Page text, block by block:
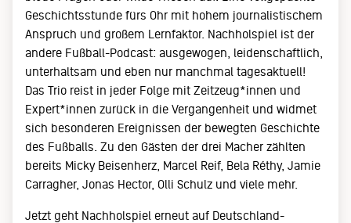
Geschichtsstunde fürs Ohr mit hohem journalistischem
Anspruch und großem Lernfaktor. Nachholspiel ist der
andere Fußball-Podcast: ausgewogen, leidenschaftlich,
unterhaltsam und eben nur manchmal tagesaktuell!
Das Trio reist in jeder Folge mit Zeitzeug*innen und
Expert*innen zurück in die Vergangenheit und widmet
sich besonderen Ereignissen der bewegten Geschichte
des Fußballs. Zu den Gästen der drei Macher zählten
bereits Micky Beisenherz, Marcel Reif, Bela Réthy, Jamie
Carragher, Jonas Hector, Olli Schulz und viele mehr.
Jetzt geht Nachholspiel erneut auf Deutschland-